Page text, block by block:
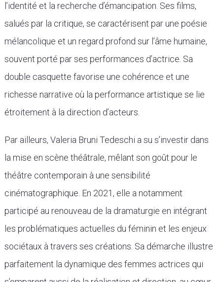
l’identité et la recherche d’émancipation. Ses films,
salués par la critique, se caractérisent par une poésie
mélancolique et un regard profond sur l’âme humaine,
souvent porté par ses performances d’actrice. Sa
double casquette favorise une cohérence et une
richesse narrative où la performance artistique se lie
étroitement à la direction d’acteurs.
Par ailleurs, Valeria Bruni Tedeschi a su s’investir dans
la mise en scène théâtrale, mêlant son goût pour le
théâtre contemporain à une sensibilité
cinématographique. En 2021, elle a notamment
participé au renouveau de la dramaturgie en intégrant
les problématiques actuelles du féminin et les enjeux
sociétaux à travers ses créations. Sa démarche illustre
parfaitement la dynamique des femmes actrices qui